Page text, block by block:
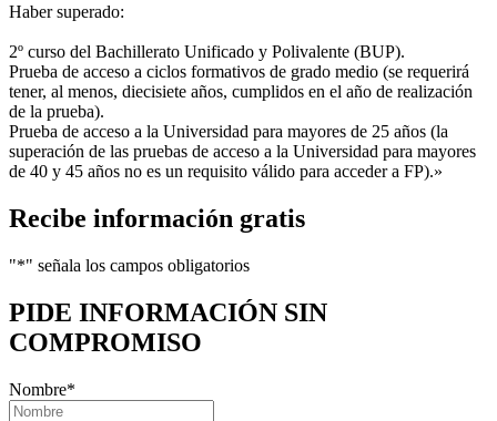
Haber superado:
2º curso del Bachillerato Unificado y Polivalente (BUP).
Prueba de acceso a ciclos formativos de grado medio (se requerirá
tener, al menos, diecisiete años, cumplidos en el año de realización
de la prueba).
Prueba de acceso a la Universidad para mayores de 25 años (la
superación de las pruebas de acceso a la Universidad para mayores
de 40 y 45 años no es un requisito válido para acceder a FP).»
Recibe información gratis
"*" señala los campos obligatorios
PIDE INFORMACIÓN SIN
COMPROMISO
Nombre*